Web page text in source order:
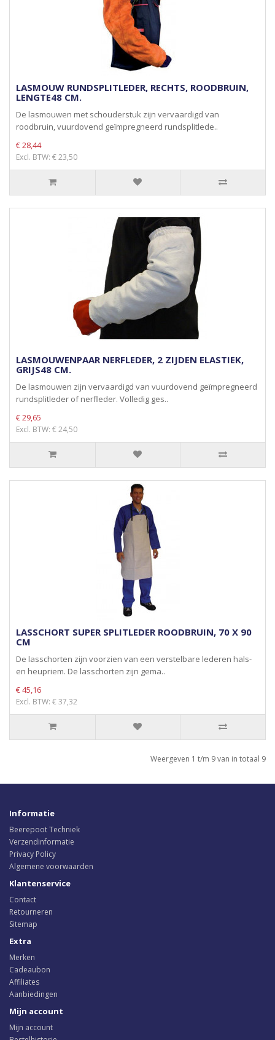
LASMOUW RUNDSPLITLEDER, RECHTS, ROODBRUIN,
LENGTE48 CM.
De lasmouwen met schouderstuk zijn vervaardigd van
roodbruin, vuurdovend geïmpregneerd rundsplitlede..
€ 28,44
Excl. BTW: € 23,50
LASMOUWENPAAR NERFLEDER, 2 ZIJDEN ELASTIEK,
GRIJS48 CM.
De lasmouwen zijn vervaardigd van vuurdovend geïmpregneerd
rundsplitleder of nerfleder. Volledig ges..
€ 29,65
Excl. BTW: € 24,50
LASSCHORT SUPER SPLITLEDER ROODBRUIN, 70 X 90
CM
De lasschorten zijn voorzien van een verstelbare lederen hals-
en heupriem. De lasschorten zijn gema..
€ 45,16
Excl. BTW: € 37,32
Weergeven 1 t/m 9 van in totaal 9
Informatie
Beerepoot Techniek
Verzendinformatie
Privacy Policy
Algemene voorwaarden
Klantenservice
Contact
Retourneren
Sitemap
Extra
Merken
Cadeaubon
Affiliates
Aanbiedingen
Mijn account
Mijn account